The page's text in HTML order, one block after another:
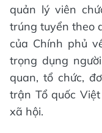
quản lý viên
trúng tuyển theo
của Chính phủ
trọng dụng
quan, tổ chức,
trận Tổ quốc
xã hội.